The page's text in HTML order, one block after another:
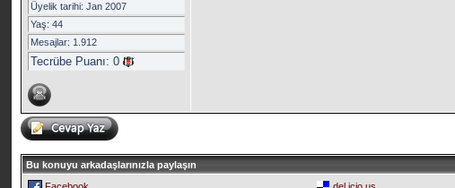
Üyelik tarihi: Jan 2007
Yaş: 44
Mesajlar: 1.912
Tecrübe Puanı:0
Bu konuyu arkadaşlarınızla paylaşın